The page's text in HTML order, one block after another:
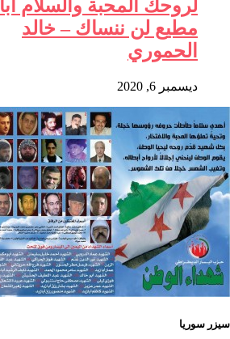
لروحك المحبة والسلام أبا
مطيع لن ننساك – خالد
الحموري
ديسمبر 6, 2020
سيزر سوريا